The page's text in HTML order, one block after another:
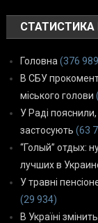
СТАТИСТИКА
Головна (376
В СБУ
міського голови
У Раді пояснили,
застосують (63
“Голый” отдых:
лучших в
У травні
(29 934)
В Україні